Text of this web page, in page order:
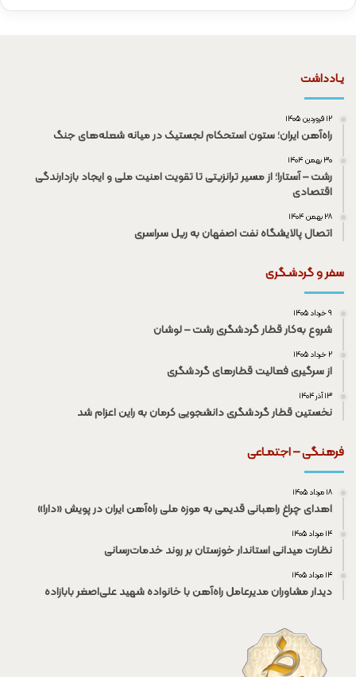
یـادداشت
۱۲ فروردین ۱۴۰۵
راه‌آهن ایران؛ ستون استحکام لجستیک در میانه شعله‌های جنگ
۳۰ بهمن ۱۴۰۴
رشت – آستارا؛ از مسیر ترانزیتی تا تقویت امنیت ملی و ایجاد بازدارندگی
اقتصادی
۲۸ بهمن ۱۴۰۴
اتصال پالایشگاه نفت اصفهان به ریل سراسری
سفر و گردشـگری
۹ خرداد ۱۴۰۵
شروع به‌کار قطار گردشگری رشت – لوشان
۲ خرداد ۱۴۰۵
از سرگیری فعالیت قطار‌های گردشگری
۱۳ آذر ۱۴۰۴
نخستین قطار گردشگری دانشجویی کرمان به راین اعزام شد
فرهنـگی – اجتمـاعی
۱۸ مرداد ۱۴۰۵
اهدای چراغ راهبانی قدیمی به موزه ملی راه‌آهن ایران در پویش «دارا»
۱۴ مرداد ۱۴۰۵
نظارت میدانی استاندار خوزستان بر روند خدمات‌رسانی
۱۴ مرداد ۱۴۰۵
دیدار مشاوران مدیرعامل راه‌آهن با خانواده شهید علی‌اصغر بابازاده